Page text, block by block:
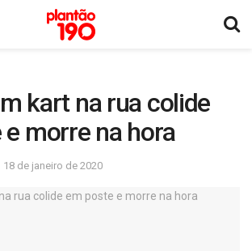
kart na rua colide
morre na hora
18 de janeiro de 2020